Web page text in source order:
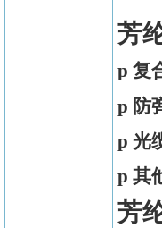
芳
p 复
p 防
p 光
p 其
芳